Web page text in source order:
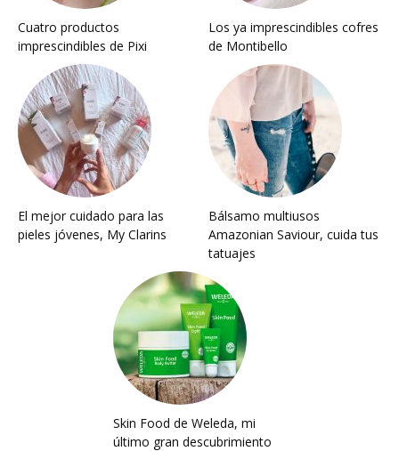
Cuatro productos
imprescindibles de Pixi
Los ya imprescindibles cofres
de Montibello
El mejor cuidado para las
pieles jóvenes, My Clarins
Bálsamo multiusos
Amazonian Saviour, cuida tus
tatuajes
Skin Food de Weleda, mi
último gran descubrimiento